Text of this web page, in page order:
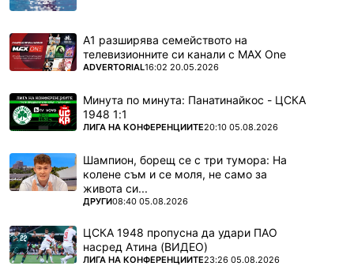
А1 разширява семейството на
телевизионните си канали с MAX One
ПОВЕЧЕ ОТ
ADVERTORIAL16:02 20.05.2026
Минута по минута: Панатинайкос - ЦСКА
1948 1:1
ПОВЕЧЕ ОТ
ЛИГА НА КОНФЕРЕНЦИИТЕ20:10 05.08.2026
Шампион, борещ се с три тумора: На
колене съм и се моля, не само за
живота си...
ПОВЕЧЕ ОТ
ДРУГИ08:40 05.08.2026
ЦСКА 1948 пропусна да удари ПАО
насред Атина (ВИДЕО)
ПОВЕЧЕ ОТ
ЛИГА НА КОНФЕРЕНЦИИТЕ23:26 05.08.2026